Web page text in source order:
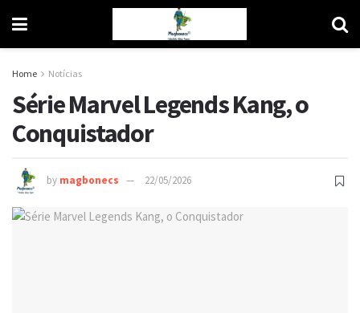
Home Notícias
Série Marvel Legends Kang, o
Conquistador
by magbonecs 22/05/2026